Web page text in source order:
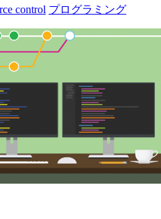
control プログラミング